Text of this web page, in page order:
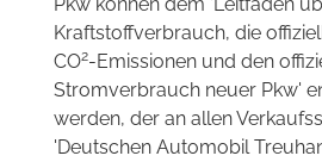
Kraftstoffverbrauch, die
CO2-Emissionen und den
Stromverbrauch neuer Pkw'
werden, der an allen
'Deutschen Automobil